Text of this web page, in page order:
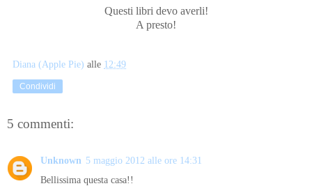
Questi libri devo averli!
A presto!
Diana (Apple Pie) alle 12:49
Condividi
5 commenti:
Unknown 5 maggio 2012 alle ore 14:31
Bellissima questa casa!!